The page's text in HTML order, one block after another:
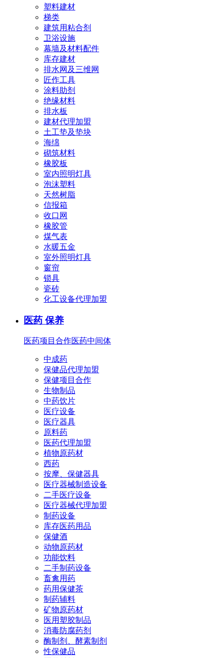
塑料建材
梯类
建筑用粘合剂
卫浴设施
幕墙及材料配件
库存建材
排水网及三维网
匠作工具
涂料助剂
绝缘材料
排水板
建材代理加盟
土工垫及垫块
海绵
砌筑材料
橡胶板
室内照明灯具
泡沫塑料
天然树脂
信报箱
收口网
橡胶管
煤气表
水暖五金
室外照明灯具
窗帘
锁具
瓷砖
化工设备代理加盟
医药 保养
医药项目合作医药中间体
中成药
保健品代理加盟
保健项目合作
生物制品
中药饮片
医疗设备
医疗器具
原料药
医药代理加盟
植物原药材
西药
按摩、保健器具
医疗器械制造设备
二手医疗设备
医疗器械代理加盟
制药设备
库存医药用品
保健酒
动物原药材
功能饮料
二手制药设备
畜禽用药
药用保健茶
制药辅料
矿物原药材
医用塑胶制品
消毒防腐药剂
酶制剂、酵素制剂
性保健品